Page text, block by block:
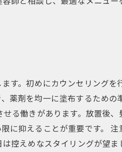
す。初めにカウンセリングを
薬剤を均一に塗布するための
る働きがあります。放置後、
に抑えることが重要です。 注
控えめなスタイリングが望ま